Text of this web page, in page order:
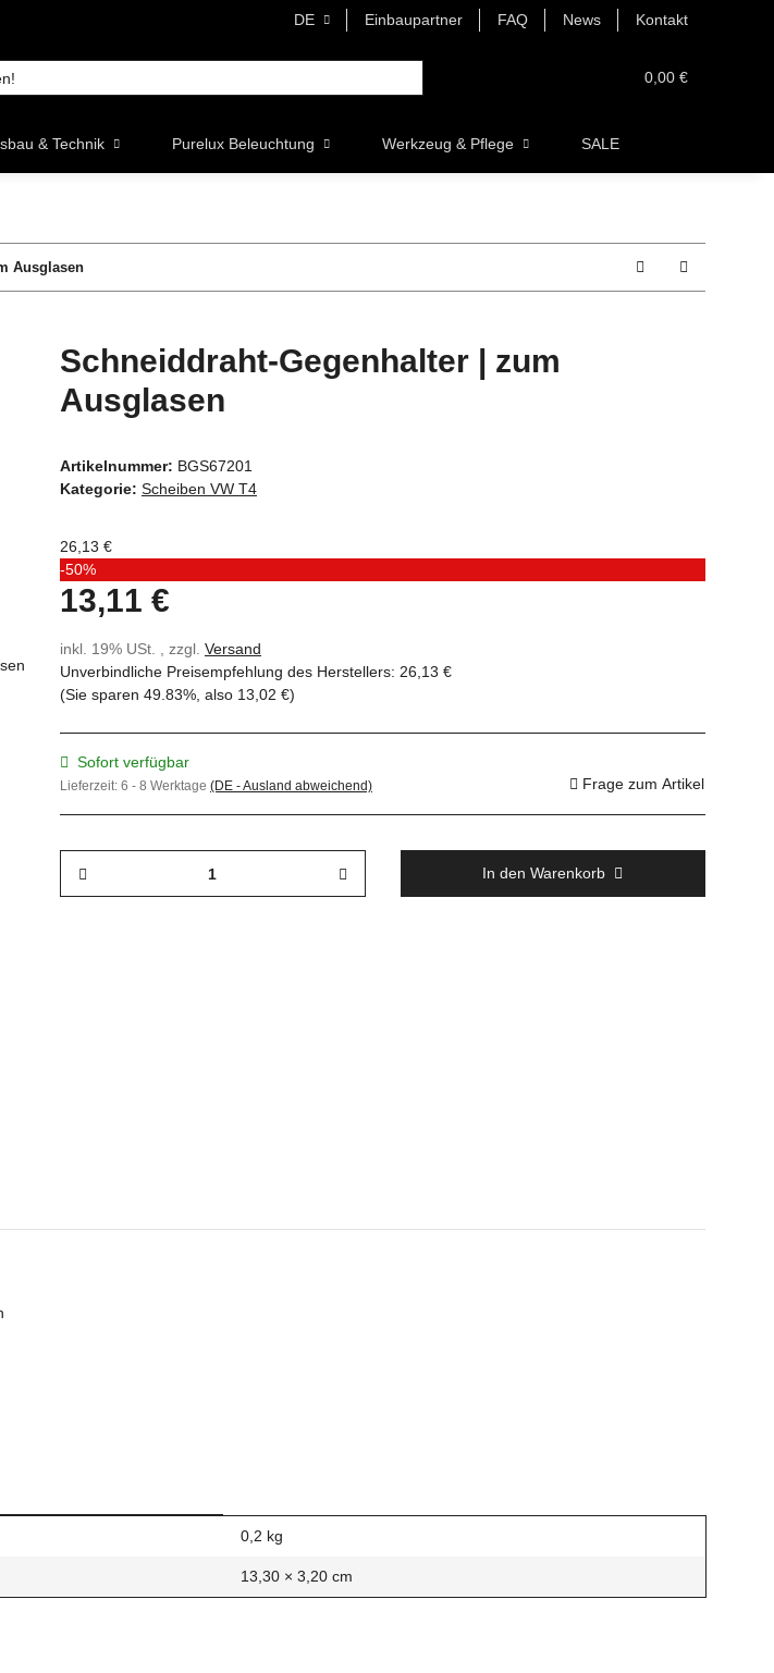
DE Einbaupartner FAQ News Kontakt
0,00 €
& Technik Purelux Beleuchtung Werkzeug & Pflege SALE
Ausglasen
Schneiddraht-Gegenhalter | zum
Ausglasen
Artikelnummer: BGS67201
Kategorie: Scheiben VW T4
26,13 €
-50%
13,11 €
inkl. 19% USt. , zzgl. Versand
Unverbindliche Preisempfehlung des Herstellers: 26,13 €
(Sie sparen 49.83%, also 13,02 €)
Sofort verfügbar
Lieferzeit: 6 - 8 Werktage (DE - Ausland abweichend) Frage zum Artikel
In den Warenkorb
0,2 kg
13,30 × 3,20 cm